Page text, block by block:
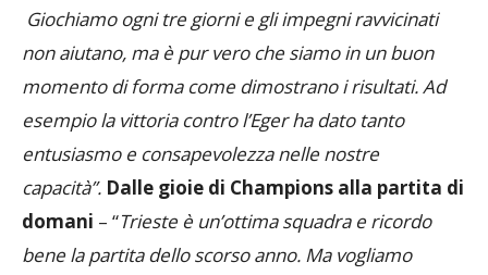
Giochiamo ogni tre giorni e gli impegni ravvicinati
non aiutano, ma è pur vero che siamo in un buon
momento di forma come dimostrano i risultati. Ad
esempio la vittoria contro l’Eger ha dato tanto
entusiasmo e consapevolezza nelle nostre
capacità”. Dalle gioie di Champions alla partita di
domani – “Trieste è un’ottima squadra e ricordo
bene la partita dello scorso anno. Ma vogliamo